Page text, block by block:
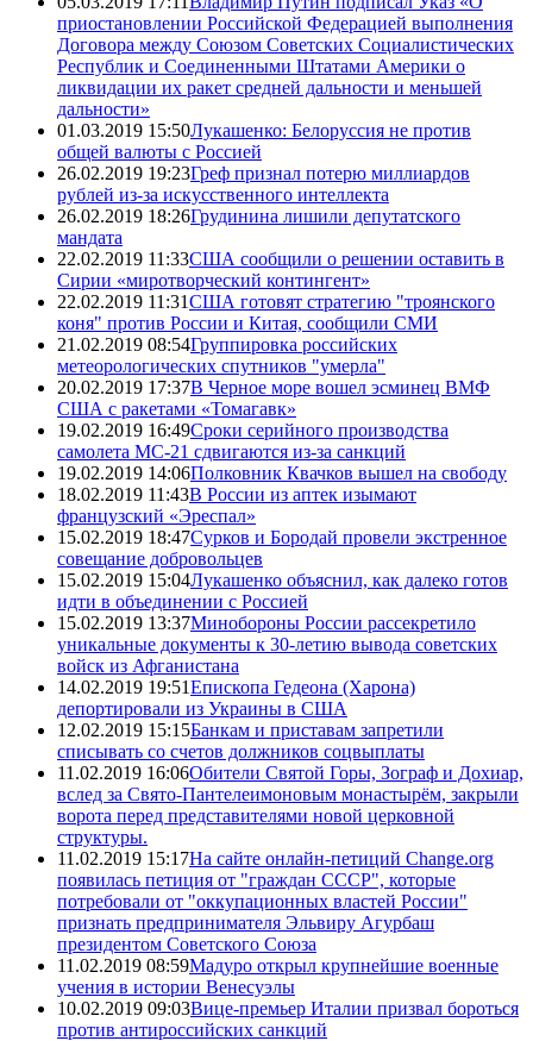
приостановлении Российской Федерацией выполнения
Договора между Союзом Советских Социалистических
Республик и Соединенными Штатами Америки о
ликвидации их ракет средней дальности и меньшей
дальности»
01.03.2019 15:50Лукашенко: Белоруссия не против
общей валюты с Россией
26.02.2019 19:23Греф признал потерю миллиардов
рублей из-за искусственного интеллекта
26.02.2019 18:26Грудинина лишили депутатского
мандата
22.02.2019 11:33США сообщили о решении оставить в
Сирии «миротворческий контингент»
22.02.2019 11:31США готовят стратегию "троянского
коня" против России и Китая, сообщили СМИ
21.02.2019 08:54Группировка российских
метеорологических спутников "умерла"
20.02.2019 17:37В Черное море вошел эсминец ВМФ
США с ракетами «Томагавк»
19.02.2019 16:49Сроки серийного производства
самолета МС-21 сдвигаются из-за санкций
19.02.2019 14:06Полковник Квачков вышел на свободу
18.02.2019 11:43В России из аптек изымают
французский «Эреспал»
15.02.2019 18:47Сурков и Бородай провели экстренное
совещание добровольцев
15.02.2019 15:04Лукашенко объяснил, как далеко готов
идти в объединении с Россией
15.02.2019 13:37Минобороны России рассекретило
уникальные документы к 30-летию вывода советских
войск из Афганистана
14.02.2019 19:51Епископа Гедеона (Харона)
депортировали из Украины в США
12.02.2019 15:15Банкам и приставам запретили
списывать со счетов должников соцвыплаты
11.02.2019 16:06Обители Святой Горы, Зограф и Дохиар,
вслед за Свято-Пантелеимоновым монастырём, закрыли
ворота перед представителями новой церковной
структуры.
11.02.2019 15:17На сайте онлайн-петиций Change.org
появилась петиция от "граждан СССР", которые
потребовали от "оккупационных властей России"
признать предпринимателя Эльвиру Агурбаш
президентом Советского Союза
11.02.2019 08:59Мадуро открыл крупнейшие военные
учения в истории Венесуэлы
10.02.2019 09:03Вице-премьер Италии призвал бороться
против антироссийских санкций